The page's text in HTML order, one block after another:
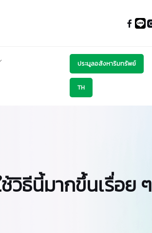
ประมูลอสังหาริมทรัพย์
TH
วิธีนี้มากขึ้นเรื่อย ๆ